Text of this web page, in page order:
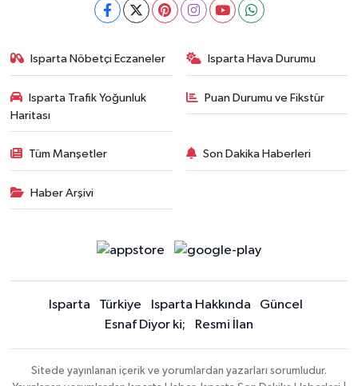
Isparta Nöbetçi Eczaneler Isparta Hava Durumu
Isparta Trafik Yoğunluk
Haritası
Puan Durumu ve Fikstür
Tüm Manşetler Son Dakika Haberleri
Haber Arşivi
Isparta Türkiye Isparta Hakkında
Güncel
Esnaf Diyor ki;
Resmi İlan
Sitede yayınlanan içerik ve yorumlardan yazarları sorumludur.